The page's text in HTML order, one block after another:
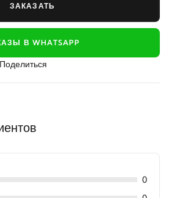
ЗАКАЗАТЬ
В WHATSAPP
Поделиться
0